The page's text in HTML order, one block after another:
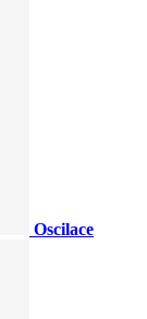
Oscilace